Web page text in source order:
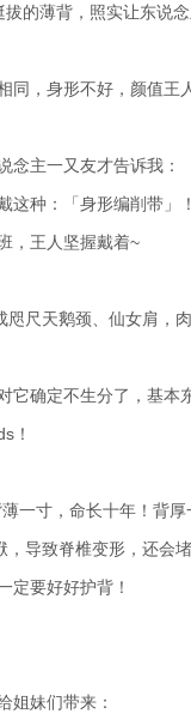
的薄背，照实让东说
同，身形不好，颜值王
念主一又友才告诉我：
这种：「身形编削带」！
，王人坚握戴着~
咫尺天鹅颈、仙女肩，
它确定不生分了，基本
！
一寸，命长十年！背厚
，导致脊椎变形，还会
定要好好护背！
姐妹们带来：